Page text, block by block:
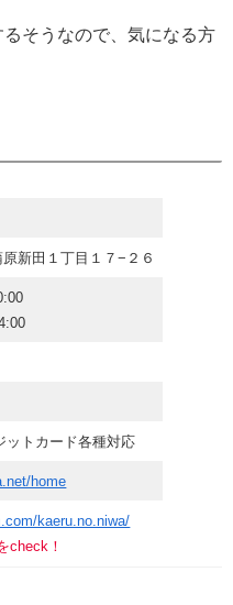
そうなので、気になる方
新田１丁目１７−２６
ットカード各種対応
home
kaeru.no.niwa/
check！